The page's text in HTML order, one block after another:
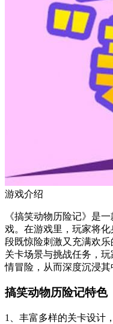
游戏介绍
《搞笑动物历险记》是
戏。在游戏里，玩家将
段既惊险刺激又充满欢
关卡场景与挑战任务，
情冒险，从而深度沉浸其
搞笑动物历险记特色
1、丰富多样的关卡设计